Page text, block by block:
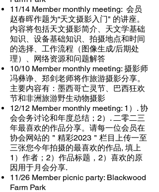
11/14 Member monthly meeting: 会员
赵春晖作题为“天文摄影入门" 的讲座。
内容将包括天文摄影简介、天文学基础
知识、设备基础知识、拍摄地点和时间
的选择、工作流程（图像生成/后期处
理）、网络资源和问题解答
10/10 Member monthly meeting: 摄影师
冯彝诤、郑剑老师将作旅游摄影分享。
主要内容有：墨西哥亡灵节、 巴西狂欢
节和非洲旅游野生动物摄影
12/12 Member monthly meeting: 1）. 协
会会务讨论和年度总结；2）. 二零二三
年最喜欢的作品分享。请每一位会员在
协会网站的＂精彩2023＂栏目上传一至
三张您今年拍摄的最喜欢的作品, 填上
1）作者；2）作品标题，2）喜欢的原
因用于月会分享.
11/26 Member picnic party: Blackwood
Farm Park